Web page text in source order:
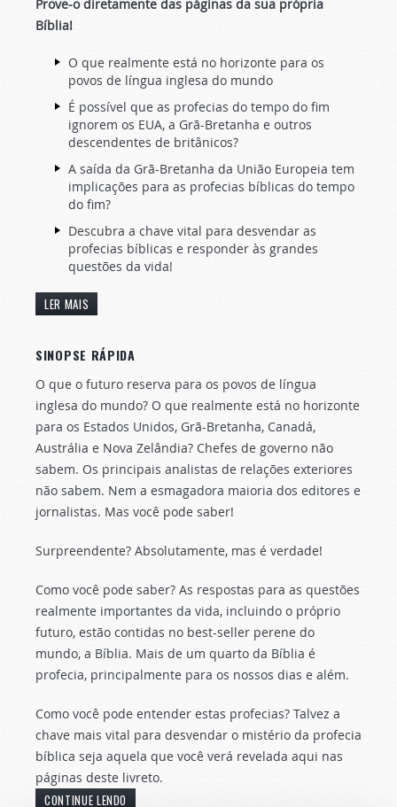
Prove-o diretamente das páginas da sua própria
Bíblia!
O que realmente está no horizonte para os
povos de língua inglesa do mundo
É possível que as profecias do tempo do fim
ignorem os EUA, a Grã-Bretanha e outros
descendentes de britânicos?
A saída da Grã-Bretanha da União Europeia tem
implicações para as profecias bíblicas do tempo
do fim?
Descubra a chave vital para desvendar as
profecias bíblicas e responder às grandes
questões da vida!
LER MAIS
SINOPSE RÁPIDA
O que o futuro reserva para os povos de língua
inglesa do mundo? O que realmente está no horizonte
para os Estados Unidos, Grã-Bretanha, Canadá,
Austrália e Nova Zelândia? Chefes de governo não
sabem. Os principais analistas de relações exteriores
não sabem. Nem a esmagadora maioria dos editores e
jornalistas. Mas você pode saber!
Surpreendente? Absolutamente, mas é verdade!
Como você pode saber? As respostas para as questões
realmente importantes da vida, incluindo o próprio
futuro, estão contidas no best-seller perene do
mundo, a Bíblia. Mais de um quarto da Bíblia é
profecia, principalmente para os nossos dias e além.
Como você pode entender estas profecias? Talvez a
chave mais vital para desvendar o mistério da profecia
bíblica seja aquela que você verá revelada aqui nas
páginas deste livreto.
CONTINUE LENDO